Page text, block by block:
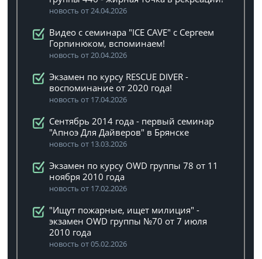
новость от 24.04.2026
Видео с семинара "ICE CAVE" с Сергеем
Горпинюком, вспоминаем!
новость от 20.04.2026
Экзамен по курсу RESCUE DIVER -
воспоминание от 2020 года!
новость от 17.04.2026
Сентябрь 2014 года - первый семинар
"Апноэ Для Дайверов" в Брянске
новость от 13.03.2026
Экзамен по курсу OWD группы 78 от 11
ноября 2010 года
новость от 17.02.2026
"Ищут пожарные, ищет милиция" -
экзамен OWD группы №70 от 7 июля
2010 года
новость от 05.02.2026